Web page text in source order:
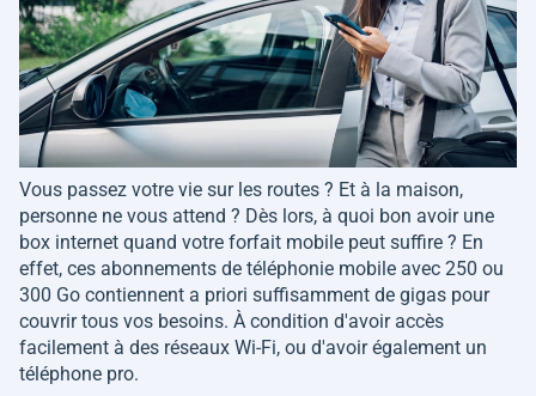
Vous passez votre vie sur les routes ? Et à la maison,
personne ne vous attend ? Dès lors, à quoi bon avoir une
box internet quand votre forfait mobile peut suffire ? En
effet, ces abonnements de téléphonie mobile avec 250 ou
300 Go contiennent a priori suffisamment de gigas pour
couvrir tous vos besoins. À condition d'avoir accès
facilement à des réseaux Wi-Fi, ou d'avoir également un
téléphone pro.